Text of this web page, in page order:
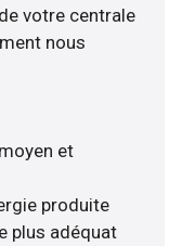
votre centrale
nous
et
produite
plus adéquat